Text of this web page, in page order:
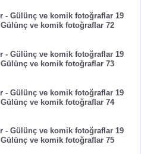
ve komik fotoğraflar 72
ve komik fotoğraflar 73
ve komik fotoğraflar 74
ve komik fotoğraflar 75